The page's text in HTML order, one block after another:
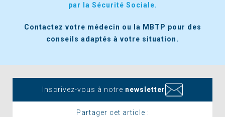
par la Sécurité Sociale.
Contactez votre médecin ou la MBTP pour des
conseils adaptés à votre situation.
Inscrivez-vous à notre newsletter
Partager cet article :